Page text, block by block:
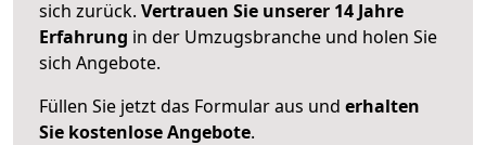
sich zurück. Vertrauen Sie unserer 14 Jahre
Erfahrung in der Umzugsbranche und holen Sie
sich Angebote.
Füllen Sie jetzt das Formular aus und erhalten
Sie kostenlose Angebote.